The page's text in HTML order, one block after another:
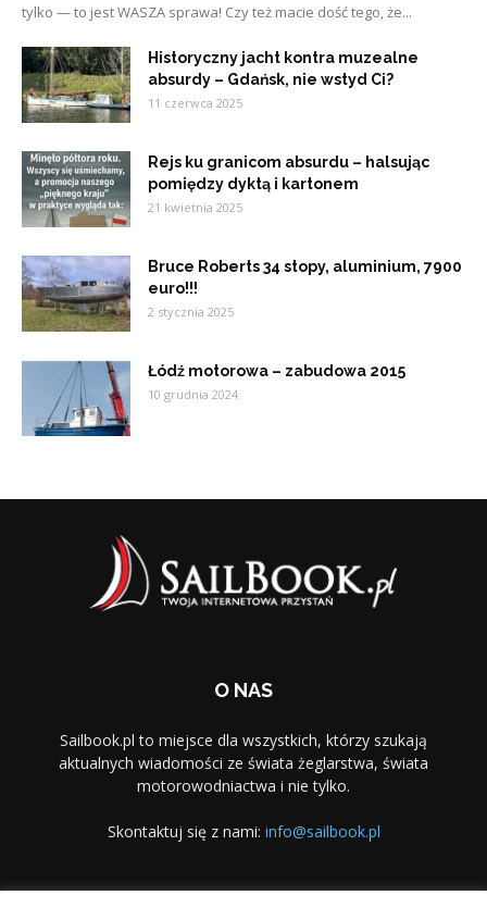
tylko — to jest WASZA sprawa! Czy też macie dość tego, że...
Historyczny jacht kontra muzealne
absurdy – Gdańsk, nie wstyd Ci?
11 czerwca 2025
Rejs ku granicom absurdu – halsując
pomiędzy dyktą i kartonem
21 kwietnia 2025
Bruce Roberts 34 stopy, aluminium, 7900
euro!!!
2 stycznia 2025
Łódź motorowa – zabudowa 2015
10 grudnia 2024
O NAS
Sailbook.pl to miejsce dla wszystkich, którzy szukają
aktualnych wiadomości ze świata żeglarstwa, świata
motorowodniactwa i nie tylko.
Skontaktuj się z nami: info@sailbook.pl